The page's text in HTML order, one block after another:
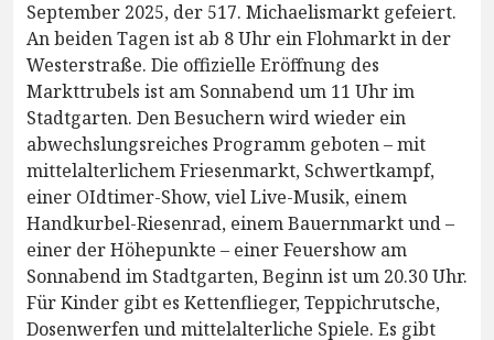
September 2025, der 517. Michaelismarkt gefeiert.
An beiden Tagen ist ab 8 Uhr ein Flohmarkt in der
Westerstraße. Die offizielle Eröffnung des
Markttrubels ist am Sonnabend um 11 Uhr im
Stadtgarten. Den Besuchern wird wieder ein
abwechslungsreiches Programm geboten – mit
mittelalterlichem Friesenmarkt, Schwertkampf,
einer OIdtimer-Show, viel Live-Musik, einem
Handkurbel-Riesenrad, einem Bauernmarkt und –
einer der Höhepunkte – einer Feuershow am
Sonnabend im Stadtgarten, Beginn ist um 20.30 Uhr.
Für Kinder gibt es Kettenflieger, Teppichrutsche,
Dosenwerfen und mittelalterliche Spiele. Es gibt